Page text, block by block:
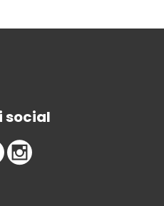
social